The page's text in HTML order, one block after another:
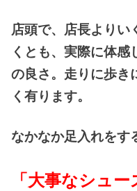
店頭で、店長よりい
くとも、実際に体
の良さ。走りに歩き
く有ります。
なかなか足入れをす
「大事なシュ